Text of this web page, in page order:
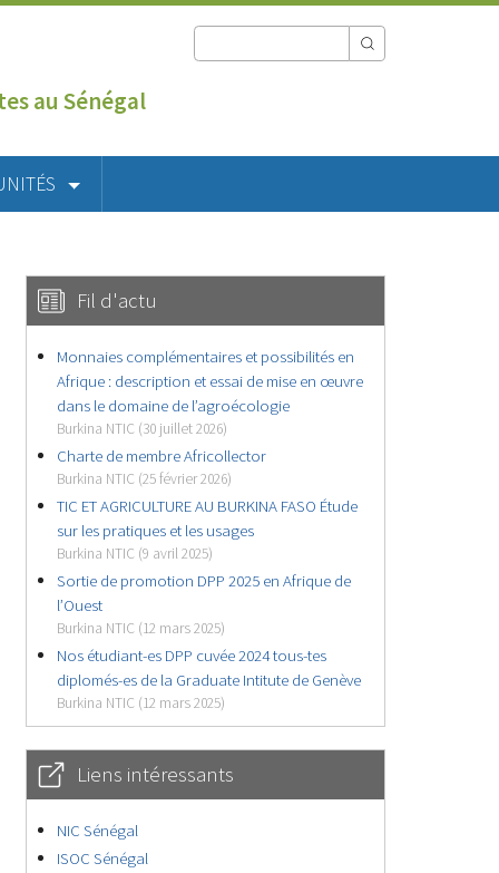
au Sénégal
Fil d'actu
Monnaies complémentaires et possibilités en
Afrique : description et essai de mise en œuvre
dans le domaine de l’agroécologie
Burkina NTIC (30 juillet 2026)
Charte de membre Africollector
Burkina NTIC (25 février 2026)
TIC ET AGRICULTURE AU BURKINA FASO Étude
sur les pratiques et les usages
Burkina NTIC (9 avril 2025)
Sortie de promotion DPP 2025 en Afrique de
l’Ouest
Burkina NTIC (12 mars 2025)
Nos étudiant-es DPP cuvée 2024 tous-tes
diplomés-es de la Graduate Intitute de Genève
Burkina NTIC (12 mars 2025)
Liens intéressants
NIC Sénégal
ISOC Sénégal